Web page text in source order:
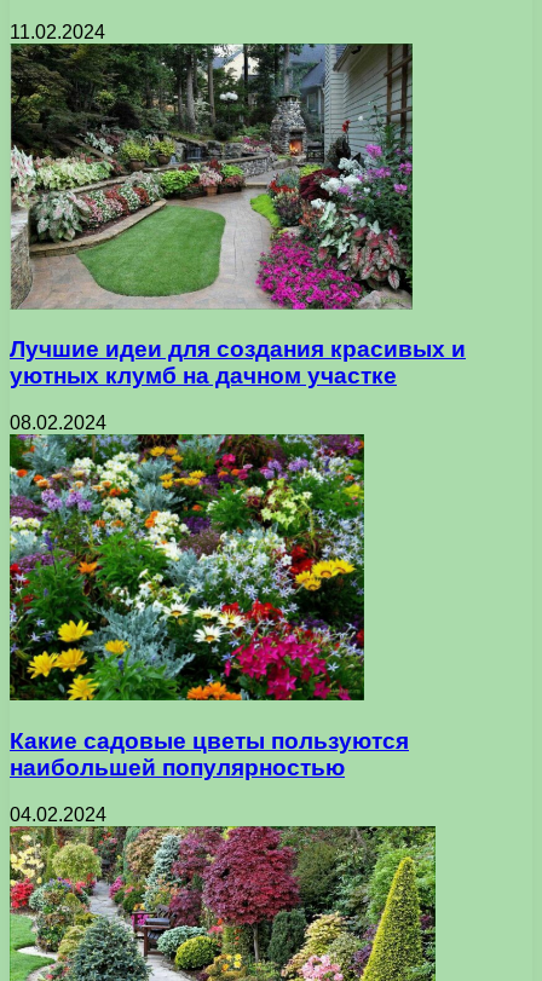
11.02.2024
Лучшие идеи для создания красивых и
уютных клумб на дачном участке
08.02.2024
Какие садовые цветы пользуются
наибольшей популярностью
04.02.2024